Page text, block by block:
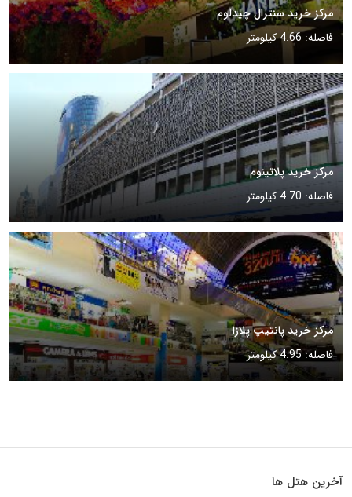
مرکز خرید سنترال چیدلوم
فاصله: 4.66 کیلومتر
مرکز خرید پلاتینوم
فاصله: 4.70 کیلومتر
مرکز خرید پانتیپ پلازا
فاصله: 4.95 کیلومتر
آخرین هتل ها